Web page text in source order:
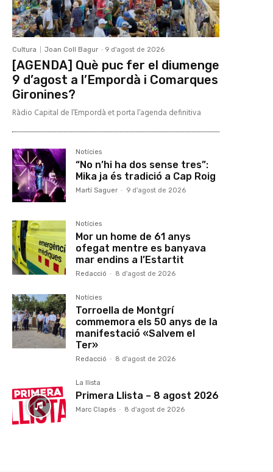
Cultura Joan Coll Bagur - 9 d'agost de 2026
[AGENDA] Què puc fer el diumenge
9 d’agost a l’Empordà i Comarques
Gironines?
Ràdio Capital de l’Empordà et porta l’agenda definitiva
Notícies
“No n’hi ha dos sense tres”:
Mika ja és tradició a Cap Roig
Martí Saguer - 9 d'agost de 2026
Notícies
Mor un home de 61 anys
ofegat mentre es banyava
mar endins a l’Estartit
Redacció - 8 d'agost de 2026
Notícies
Torroella de Montgrí
commemora els 50 anys de la
manifestació «Salvem el
Ter»
Redacció - 8 d'agost de 2026
La llista
Primera Llista – 8 agost 2026
Marc Clapés - 8 d'agost de 2026